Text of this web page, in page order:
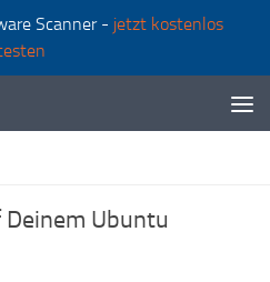
Scanner - jetzt kostenlos
Ubuntu